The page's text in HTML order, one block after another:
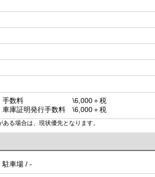
手数料 \6,000＋税
車庫証明発行手数料 \6,000＋税
る場合は、現状優先となります。
駐車場 / -